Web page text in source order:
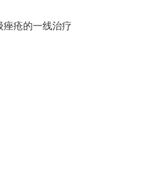
痤疮的一线治疗